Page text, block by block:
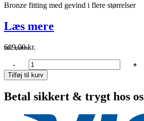
Bronze fitting med gevind i flere størrelser
Læs mere
619,00kr.
inkl. moms
Guidi
Brystnippel
2
bronze
-
+
Tilføj til kurv
Betal sikkert & trygt hos os